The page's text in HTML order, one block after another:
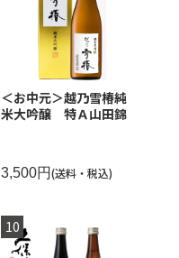
＜お中元＞越乃雪椿純
米大吟醸 特Ａ山田錦
3,500円(送料・税込)